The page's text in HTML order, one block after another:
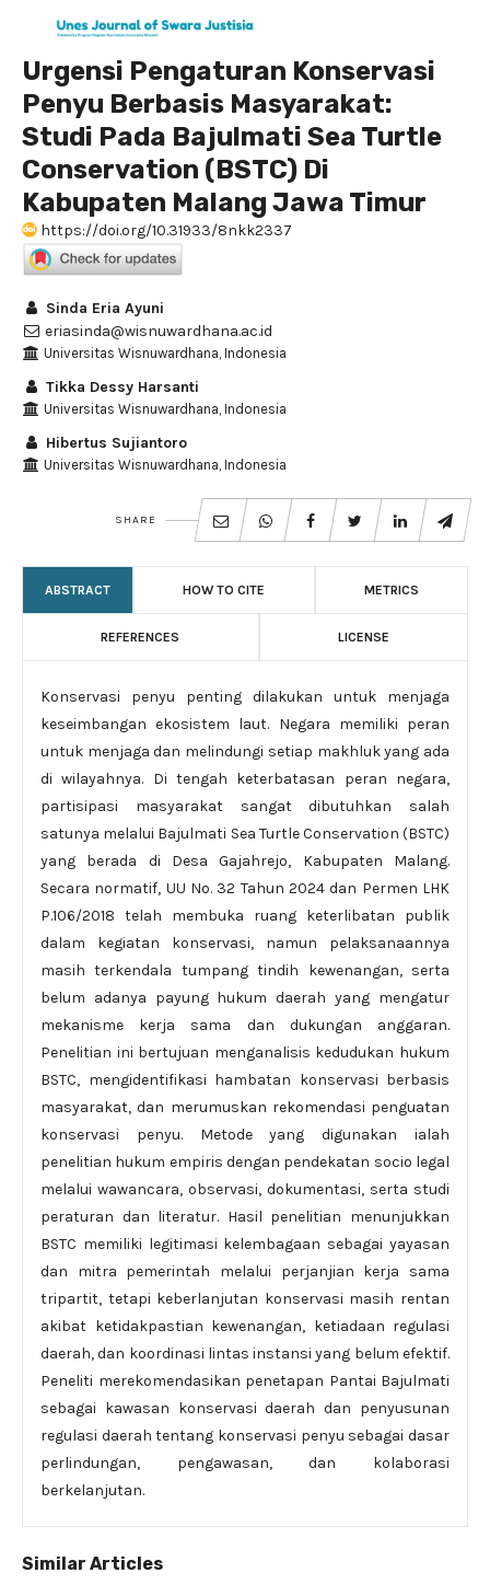
Urgensi Pengaturan Konservasi
Penyu Berbasis Masyarakat:
Studi Pada Bajulmati Sea Turtle
Conservation (BSTC) Di
Kabupaten Malang Jawa Timur
https://doi.org/10.31933/8nkk2337
Sinda Eria Ayuni
eriasinda@wisnuwardhana.ac.id
Universitas Wisnuwardhana, Indonesia
Tikka Dessy Harsanti
Universitas Wisnuwardhana, Indonesia
Hibertus Sujiantoro
Universitas Wisnuwardhana, Indonesia
SHARE
ABSTRACT HOW TO CITE METRICS
REFERENCES LICENSE
Konservasi penyu penting dilakukan untuk menjaga
keseimbangan ekosistem laut. Negara memiliki peran
untuk menjaga dan melindungi setiap makhluk yang ada
di wilayahnya. Di tengah keterbatasan peran negara,
partisipasi masyarakat sangat dibutuhkan salah
satunya melalui Bajulmati Sea Turtle Conservation (BSTC)
yang berada di Desa Gajahrejo, Kabupaten Malang.
Secara normatif, UU No. 32 Tahun 2024 dan Permen LHK
P.106/2018 telah membuka ruang keterlibatan publik
dalam kegiatan konservasi, namun pelaksanaannya
masih terkendala tumpang tindih kewenangan, serta
belum adanya payung hukum daerah yang mengatur
mekanisme kerja sama dan dukungan anggaran.
Penelitian ini bertujuan menganalisis kedudukan hukum
BSTC, mengidentifikasi hambatan konservasi berbasis
masyarakat, dan merumuskan rekomendasi penguatan
konservasi penyu. Metode yang digunakan ialah
penelitian hukum empiris dengan pendekatan socio legal
melalui wawancara, observasi, dokumentasi, serta studi
peraturan dan literatur. Hasil penelitian menunjukkan
BSTC memiliki legitimasi kelembagaan sebagai yayasan
dan mitra pemerintah melalui perjanjian kerja sama
tripartit, tetapi keberlanjutan konservasi masih rentan
akibat ketidakpastian kewenangan, ketiadaan regulasi
daerah, dan koordinasi lintas instansi yang belum efektif.
Peneliti merekomendasikan penetapan Pantai Bajulmati
sebagai kawasan konservasi daerah dan penyusunan
regulasi daerah tentang konservasi penyu sebagai dasar
perlindungan, pengawasan, dan kolaborasi
berkelanjutan.
Similar Articles